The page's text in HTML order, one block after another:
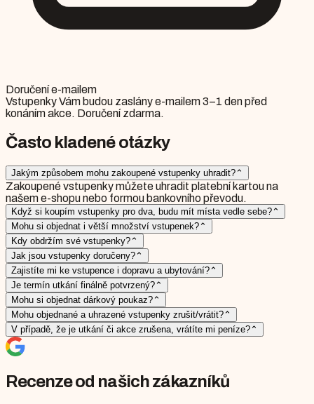
Doručení e-mailem
Vstupenky Vám budou zaslány e-mailem 3–1 den před
konáním akce. Doručení zdarma.
Často kladené otázky
Jakým způsobem mohu zakoupené vstupenky uhradit? ⌃
Zakoupené vstupenky můžete uhradit platební kartou na
našem e-shopu nebo formou bankovního převodu.
Když si koupím vstupenky pro dva, budu mít místa vedle sebe? ⌃
Mohu si objednat i větší množství vstupenek? ⌃
Kdy obdržím své vstupenky? ⌃
Jak jsou vstupenky doručeny? ⌃
Zajistíte mi ke vstupence i dopravu a ubytování? ⌃
Je termín utkání finálně potvrzený? ⌃
Mohu si objednat dárkový poukaz? ⌃
Mohu objednané a uhrazené vstupenky zrušit/vrátit? ⌃
V případě, že je utkání či akce zrušena, vrátíte mi peníze? ⌃
Recenze od našich zákazníků